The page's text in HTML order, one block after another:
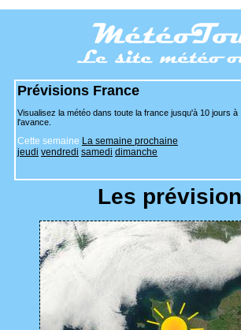
Prévisions France
Visualisez la météo dans toute la france jusqu'à 10 jours à
l'avance.
Cette semaine La semaine prochaine
jeudi vendredi samedi dimanche
Les